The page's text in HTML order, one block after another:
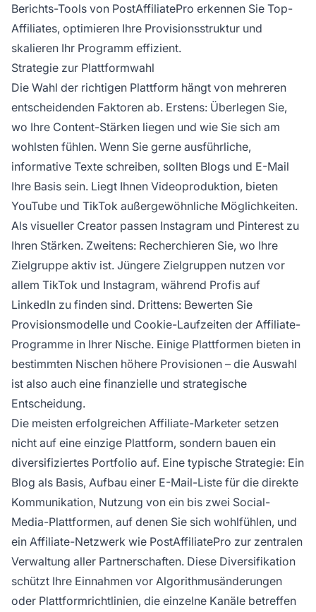
Berichts-Tools von PostAffiliatePro erkennen Sie Top-
Affiliates, optimieren Ihre Provisionsstruktur und
skalieren Ihr Programm effizient.
Strategie zur Plattformwahl
Die Wahl der richtigen Plattform hängt von mehreren
entscheidenden Faktoren ab. Erstens: Überlegen Sie,
wo Ihre Content-Stärken liegen und wie Sie sich am
wohlsten fühlen. Wenn Sie gerne ausführliche,
informative Texte schreiben, sollten Blogs und E-Mail
Ihre Basis sein. Liegt Ihnen Videoproduktion, bieten
YouTube und TikTok außergewöhnliche Möglichkeiten.
Als visueller Creator passen Instagram und Pinterest zu
Ihren Stärken. Zweitens: Recherchieren Sie, wo Ihre
Zielgruppe aktiv ist. Jüngere Zielgruppen nutzen vor
allem TikTok und Instagram, während Profis auf
LinkedIn zu finden sind. Drittens: Bewerten Sie
Provisionsmodelle und Cookie-Laufzeiten der Affiliate-
Programme in Ihrer Nische. Einige Plattformen bieten in
bestimmten Nischen höhere Provisionen – die Auswahl
ist also auch eine finanzielle und strategische
Entscheidung.
Die meisten erfolgreichen Affiliate-Marketer setzen
nicht auf eine einzige Plattform, sondern bauen ein
diversifiziertes Portfolio auf. Eine typische Strategie: Ein
Blog als Basis, Aufbau einer E-Mail-Liste für die direkte
Kommunikation, Nutzung von ein bis zwei Social-
Media-Plattformen, auf denen Sie sich wohlfühlen, und
ein Affiliate-Netzwerk wie PostAffiliatePro zur zentralen
Verwaltung aller Partnerschaften. Diese Diversifikation
schützt Ihre Einnahmen vor Algorithmusänderungen
oder Plattformrichtlinien, die einzelne Kanäle betreffen